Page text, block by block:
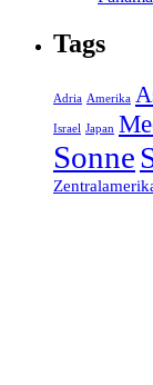
Tags
Adria Amerika
Israel Japan
Sonne